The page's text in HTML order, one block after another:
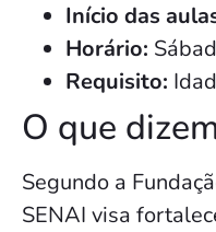
Início das
Horário:
Requisito:
O que
Segundo a
SENAI visa